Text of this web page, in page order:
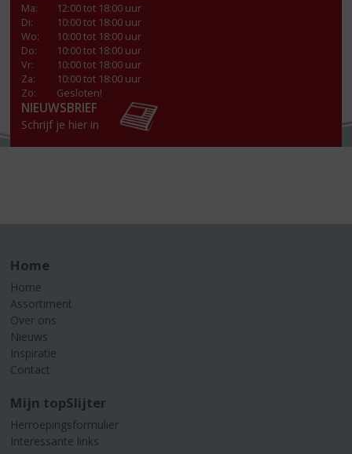
Ma:
12:00 tot 18:00 uur
Di:
10:00 tot 18:00 uur
Wo:
10:00 tot 18:00 uur
Do:
10:00 tot 18:00 uur
Vr:
10:00 tot 18:00 uur
Za:
10:00 tot 18:00 uur
Zo:
Gesloten!
NIEUWSBRIEF
Schrijf je hier in
Home
Home
Assortiment
Over ons
Nieuws
Inspiratie
Contact
Mijn topSlijter
Herroepingsformulier
Interessante links